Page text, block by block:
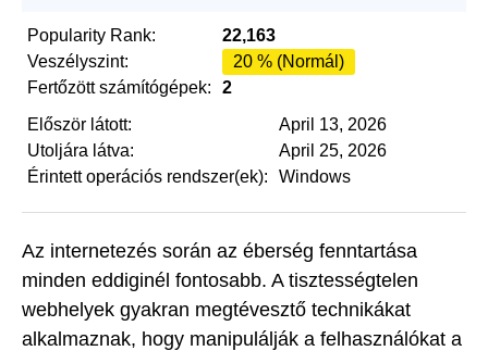
Popularity Rank:
22,163
Veszélyszint:
20 % (Normál)
Fertőzött számítógépek:
2
Először látott:
April 13, 2026
Utoljára látva:
April 25, 2026
Érintett operációs rendszer(ek):
Windows
Az internetezés során az éberség fenntartása
minden eddiginél fontosabb. A tisztességtelen
webhelyek gyakran megtévesztő technikákat
alkalmaznak, hogy manipulálják a felhasználókat a